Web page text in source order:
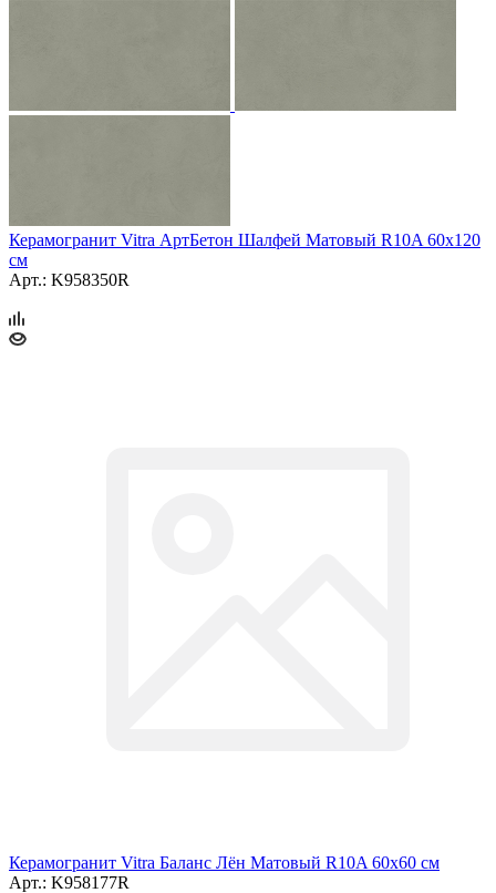
Керамогранит Vitra АртБетон Шалфей Матовый R10A 60x120
см
Арт.: K958350R
Керамогранит Vitra Баланс Лён Матовый R10A 60x60 см
Арт.: K958177R